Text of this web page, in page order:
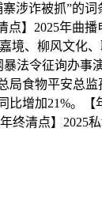
涉诈被抓”的
】2025年曲播
境、柳风文化
法令征询办事
局食物平安总
增加21%。【
终清点】2025